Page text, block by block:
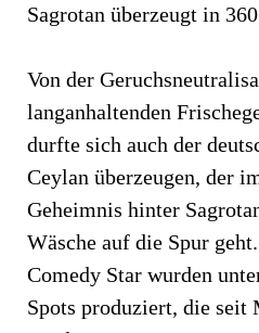
Sagrotan überzeugt in
Von der
langanhaltenden
durfte sich auch der
Ceylan überzeugen, der
Geheimnis hinter
Wäsche auf die Spur
Comedy Star wurden
Spots produziert, die seit